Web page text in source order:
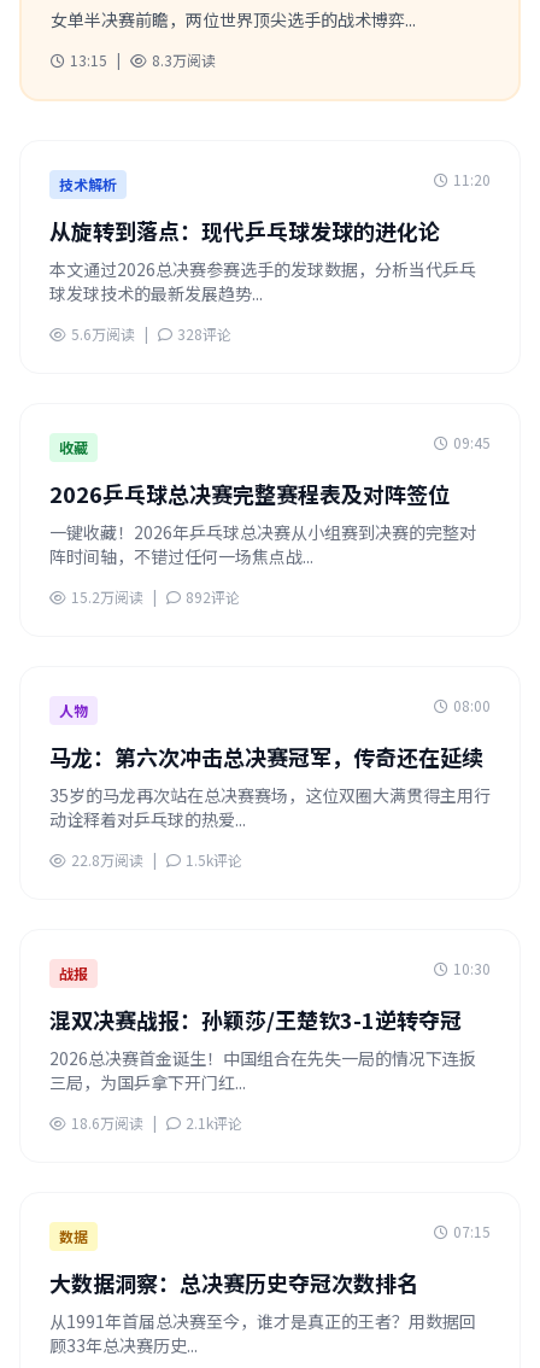
女单半决赛前瞻，两位世界顶尖选手的战术博弈...
13:15 | 8.3万阅读
技术解析 11:20
从旋转到落点：现代乒乓球发球的进化论
本文通过2026总决赛参赛选手的发球数据，分析当代乒乓
球发球技术的最新发展趋势...
5.6万阅读 | 328评论
收藏 09:45
2026乒乓球总决赛完整赛程表及对阵签位
一键收藏！2026年乒乓球总决赛从小组赛到决赛的完整对
阵时间轴，不错过任何一场焦点战...
15.2万阅读 | 892评论
人物 08:00
马龙：第六次冲击总决赛冠军，传奇还在延续
35岁的马龙再次站在总决赛赛场，这位双圈大满贯得主用行
动诠释着对乒乓球的热爱...
22.8万阅读 | 1.5k评论
战报 10:30
混双决赛战报：孙颖莎/王楚钦3-1逆转夺冠
2026总决赛首金诞生！中国组合在先失一局的情况下连扳
三局，为国乒拿下开门红...
18.6万阅读 | 2.1k评论
数据 07:15
大数据洞察：总决赛历史夺冠次数排名
从1991年首届总决赛至今，谁才是真正的王者？用数据回
顾33年总决赛历史...